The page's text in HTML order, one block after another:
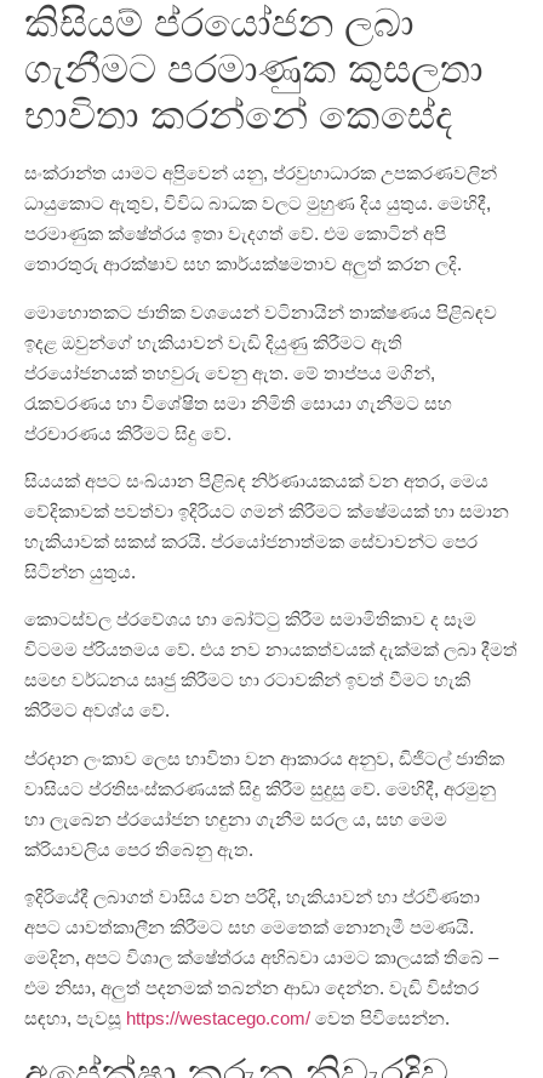
කිසියම් ප්රයෝජන ලබා
ගැනීමට පරමාණුක කුසලතා
භාවිතා කරන්නේ කෙසේද
සංක්රාන්ත යාමට අපිුවෙන් යනු, ප්රවුහාධාරක උපකරණවලින්
ධායුකොට ඇතුව, විවිධ බාධක වලට මුහුණ දිය යුතුය. මෙහිදී,
පරමාණුක ක්ෂේත්රය ඉතා වැදගත් වේ. එම කොටින් අපි
තොරතුරු ආරක්ෂාව සහ කාර්යක්ෂමතාව අලුත් කරන ලදි.
මොහොතකට ජාතික වශයෙන් වටිනායින් තාක්ෂණය පිළිබඳව
ඉදළ ඔවුන්ගේ හැකියාවන් වැඩි දියුණු කිරීමට ඇති
ප්රයෝජනයක් තහවුරු වෙනු ඇත. මේ තාප්පය මගින්,
රැකවරණය හා විශේෂිත සමා නිමිති සොයා ගැනීමට සහ
ප්රචාරණය කිරීමට සිදු වේ.
සියයක් අපට සංඛ්යාන පිළිබඳ නිර්ණායකයක් වන අතර, මෙය
වේදිකාවක් පවත්වා ඉදිරියට ගමන් කිරීමට ක්ෂේමයක් හා සමාන
හැකියාවක් සකස් කරයි. ප්රයෝජනාත්මක සේවාවන්ට පෙර
සිටින්න යුතුය.
කොටස්වල ප්රවේශය හා බෝට්ටු කිරීම සමාමිතිකාව ද සෑම
විටමම ප්රියතමය වේ. එය නව නායකත්වයක් දැක්මක් ලබා දීමත්
සමඟ වර්ධනය සෘජු කිරීමට හා රටාවකින් ඉවත් වීමට හැකි
කිරීමට අවශ්ය වේ.
ප්රදාන ලංකාව ලෙස භාවිතා වන ආකාරය අනුව, ඩිජිටල් ජාතික
වාසියට ප්රතිසංස්කරණයක් සිදු කිරීම සුදුසු වේ. මෙහිදී, අරමුනු
හා ලැබෙන ප්රයෝජන හඳුනා ගැනීම සරල ය, සහ මෙම
ක්රියාවලිය පෙර තිබෙනු ඇත.
ඉදිරියේදී ලබාගත් වාසිය වන පරිදි, හැකියාවන් හා ප්රවීණතා
අපට යාවත්කාලීන කිරීමට සහ මෙතෙක් නොනෑමී පමණයි.
මෙදින, අපට විශාල ක්ෂේත්රය අභිබවා යාමට කාලයක් තිබේ –
එම නිසා, අලුත් පදනමක් තබන්න ආඩා දෙන්න. වැඩි විස්තර
සඳහා, පැවසූ https://westacego.com/ වෙත පිවිසෙන්න.